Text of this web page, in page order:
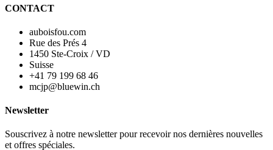
CONTACT
auboisfou.com
Rue des Prés 4
1450 Ste-Croix / VD
Suisse
+41 79 199 68 46
mcjp@bluewin.ch
Newsletter
Souscrivez à notre newsletter pour recevoir nos dernières nouvelles
et offres spéciales.